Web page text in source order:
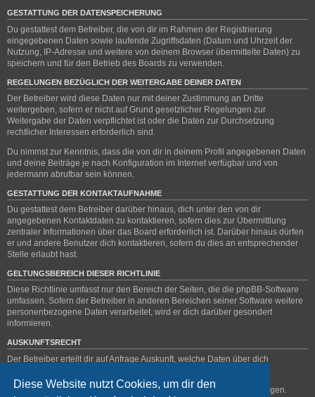
Diese Website nutzt Cookies, um dir den
GESTATTUNG DER DATENSPEICHERUNG
Du gestattest dem Betreiber, die von dir im Rahmen der Registrierung
eingegebenen Daten sowie laufende Zugriffsdaten (Datum und Uhrzeit der
Nutzung, IP-Adresse und weitere von deinem Browser übermittelte Daten) zu
speichern und für den Betrieb des Boards zu verwenden.
REGELUNGEN BEZÜGLICH DER WEITERGABE DEINER DATEN
Der Betreiber wird diese Daten nur mit deiner Zustimmung an Dritte
weitergeben, sofern er nicht auf Grund gesetzlicher Regelungen zur
Weitergabe der Daten verpflichtet ist oder die Daten zur Durchsetzung
rechtlicher Interessen erforderlich sind.
Du nimmst zur Kenntnis, dass die von dir in deinem Profil angegebenen Daten
und deine Beiträge je nach Konfiguration im Internet verfügbar und von
jedermann abrufbar sein können.
GESTATTUNG DER KONTAKTAUFNAHME
Du gestattest dem Betreiber darüber hinaus, dich unter den von dir
angegebenen Kontaktdaten zu kontaktieren, sofern dies zur Übermittlung
zentraler Informationen über das Board erforderlich ist. Darüber hinaus dürfen
er und andere Benutzer dich kontaktieren, sofern du dies an entsprechender
Stelle erlaubt hast.
GELTUNGSBEREICH DIESER RICHTLINIE
Diese Richtlinie umfasst nur den Bereich der Seiten, die die phpBB-Software
umfassen. Sofern der Betreiber in anderen Bereichen seiner Software weitere
personenbezogene Daten verarbeitet, wird er dich darüber gesondert
informieren.
AUSKUNFTSRECHT
Der Betreiber erteilt dir auf Anfrage Auskunft, welche Daten über dich
Du kannst jederzeit die Löschung bzw. Sperrung deiner Daten verlangen.